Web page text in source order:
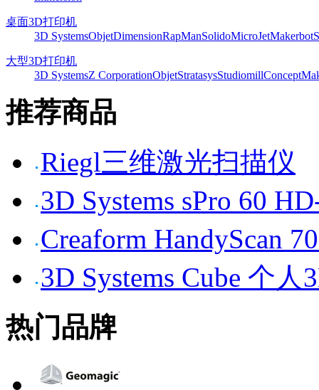
桌面3D打印机
3D SystemsObjetDimensionRapManSolidoMicroJetMakerbot
大型3D打印机
3D SystemsZ CorporationObjetStratasysStudiomillConcept
推荐商品
Riegl三维激光扫描仪
3D Systems sPro 60
Creaform HandyScan
3D Systems Cube 个人
热门品牌